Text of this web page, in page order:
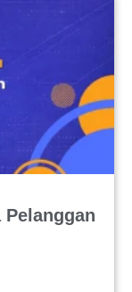
Pelanggan